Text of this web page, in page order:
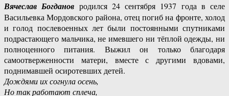
Вячеслав Богданов родился 24 сентября 1937 года в селе
Васильевка Мордовского района, отец погиб на фронте, холод
и голод послевоенных лет были постоянными спутниками
подрастающего мальчика, не имевшего ни тёплой одежды, ни
полноценного питания. Выжил он только благодаря
самоотверженности матери, вместе с другими вдовами,
поднимавшей осиротевших детей.
Дождями их согнула осень,
Но так работают сплеча,